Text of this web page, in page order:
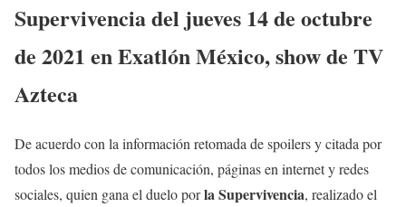
Supervivenciadel jueves 14de octubre
de 2021 en ExatlónMéxico, show de TV
Azteca
De acuerdo con la información retomada de spoilers y citada por
todos los medios de comunicación, páginas en internet y redes
sociales, quien gana el duelo porla Supervivencia, realizado el